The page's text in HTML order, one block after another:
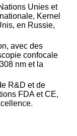
Unies et
Kernel
en Russie,
avec des
confocale
nm et la
R&D et de
FDA et CE,